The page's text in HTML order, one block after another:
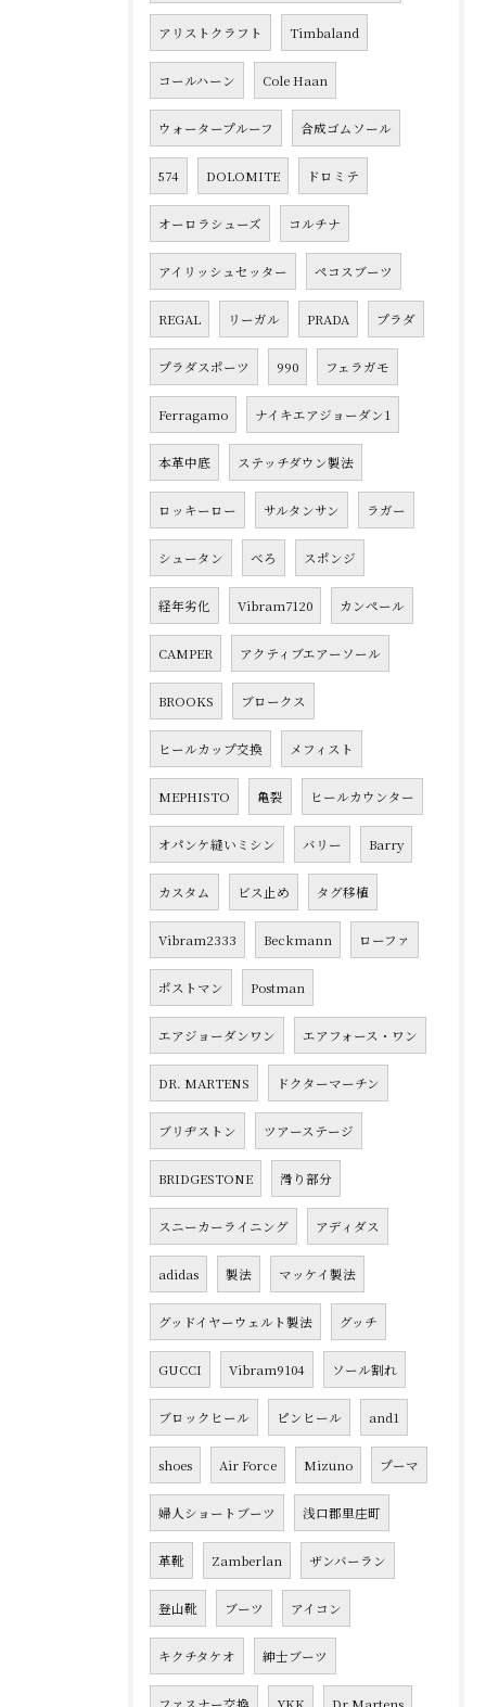
アリストクラフト Timbaland
コールハーン Cole Haan
ウォータープルーフ 合成ゴムソール
574 DOLOMITE ドロミテ
オーロラシューズ コルチナ
アイリッシュセッター ペコスブーツ
REGAL リーガル PRADA プラダ
プラダスポーツ 990 フェラガモ
Ferragamo ナイキエアジョーダン1
本革中底 ステッチダウン製法
ロッキーロー サルタンサン ラガー
シュータン べろ スポンジ
経年劣化 Vibram7120 カンペール
CAMPER アクティブエアーソール
BROOKS ブロークス
ヒールカップ交換 メフィスト
MEPHISTO 亀裂 ヒールカウンター
オパンケ縫いミシン バリー Barry
カスタム ビス止め タグ移植
Vibram2333 Beckmann ローファ
ポストマン Postman
エアジョーダンワン エアフォース・ワン
DR. MARTENS ドクターマーチン
ブリヂストン ツアーステージ
BRIDGESTONE 滑り部分
スニーカーライニング アディダス
adidas 製法 マッケイ製法
グッドイヤーウェルト製法 グッチ
GUCCI Vibram9104 ソール割れ
ブロックヒール ピンヒール and1
shoes Air Force Mizuno プーマ
婦人ショートブーツ 浅口郡里庄町
革靴 Zamberlan ザンバーラン
登山靴 ブーツ アイコン
キクチタケオ 紳士ブーツ